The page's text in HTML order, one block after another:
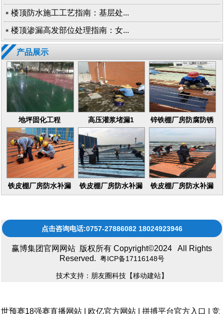
楼顶防水施工工艺指南：基层处...
楼顶渗漏高发部位处理指南：女...
产品展示
地坪固化工程 高压灌浆堵漏1
锌铁棚厂房防腐防锈
16
铁皮棚厂房防水补漏
铁皮棚厂房防水补漏
铁皮棚厂房防水补漏
点击咨询电话:0757-27886082 18024923946
赢博集团官网网站 版权所有 Copyright©2024 All Rights
Reserved. 粤ICP备17116148号
技术支持：朋友圈科技【移动建站】
世预赛18强赛直播网站 欧亿官方网站 |拼搏平台官方入口 |竞